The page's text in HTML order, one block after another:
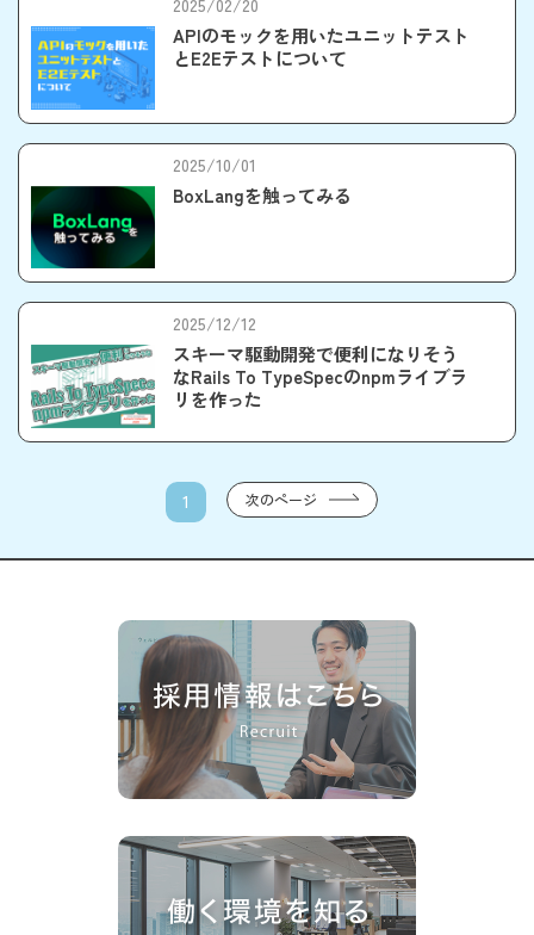
2025/02/20
APIのモックを用いたユニットテスト
とE2Eテストについて
2025/10/01
BoxLangを触ってみる
2025/12/12
スキーマ駆動開発で便利になりそう
なRails To TypeSpecのnpmライブラ
リを作った
1 次のページ